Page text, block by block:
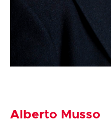
Alberto Musso